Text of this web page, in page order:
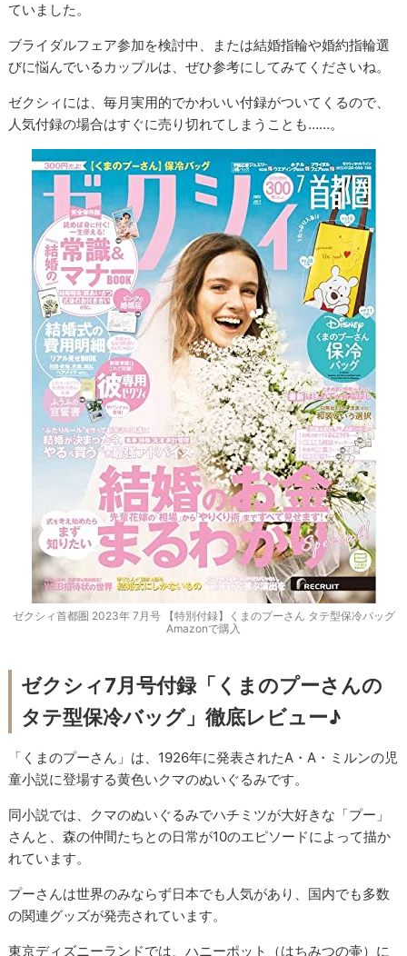
ていました。
ブライダルフェア参加を検討中、または結婚指輪や婚約指輪選
びに悩んでいるカップルは、ぜひ参考にしてみてくださいね。
ゼクシィには、毎月実用的でかわいい付録がついてくるので、
人気付録の場合はすぐに売り切れてしまうことも……。
ゼクシィ首都圏 2023年 7月号 【特別付録】くまのプーさん タテ型保冷バッグ
Amazonで購入
ゼクシィ7月号付録「くまのプーさんの
タテ型保冷バッグ」徹底レビュー♪
「くまのプーさん」は、1926年に発表されたA・A・ミルンの児
童小説に登場する黄色いクマのぬいぐるみです。
同小説では、クマのぬいぐるみでハチミツが大好きな「プー」
さんと、森の仲間たちとの日常が10のエピソードによって描か
れています。
プーさんは世界のみならず日本でも人気があり、国内でも多数
の関連グッズが発売されています。
東京ディズニーランドでは、ハニーポット（はちみつの壷）に